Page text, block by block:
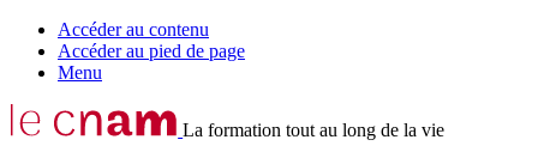
Accéder au contenu
Accéder au pied de page
Menu
La formation tout au long de la vie